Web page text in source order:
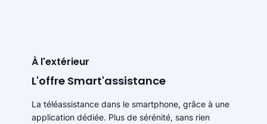
À l'extérieur
L'offre Smart'assistance
La téléassistance dans le smartphone, grâce à une
application dédiée. Plus de sérénité, sans rien